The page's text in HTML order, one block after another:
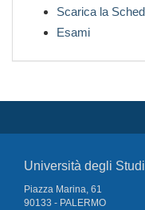
Scarica la
Esami
Università degli
Piazza Marina, 61
90133 - PALERMO